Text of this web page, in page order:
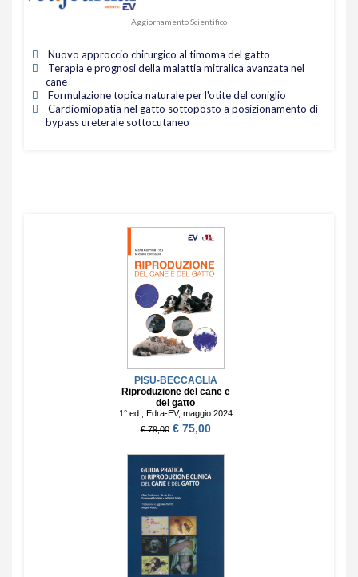
Aggiornamento Scientifico
Nuovo approccio chirurgico al timoma del gatto
Terapia e prognosi della malattia mitralica avanzata nel
cane
Formulazione topica naturale per l'otite del coniglio
Cardiomiopatia nel gatto sottoposto a posizionamento di
bypass ureterale sottocutaneo